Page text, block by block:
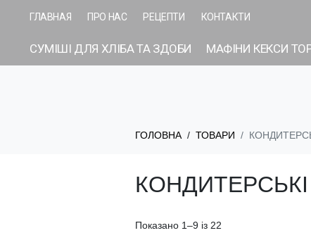
ГЛАВНАЯ ПРО НАС РЕЦЕПТИ КОНТАКТИ
СУМІШІ ДЛЯ ХЛІБА ТА ЗДОБИ МАФІНИ КЕКСИ
ГОЛОВНА ТОВАРИ
КОНДИТЕРСЬКІ
Показано 1–9 із 22